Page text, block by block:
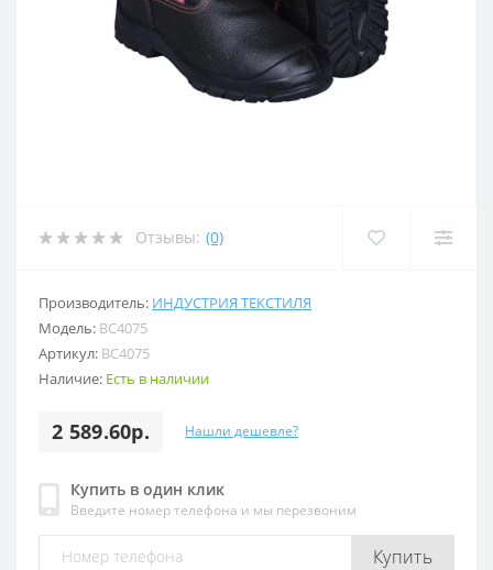
Отзывы: (0)
Производитель: ИНДУСТРИЯ ТЕКСТИЛЯ
Модель: ВС4075
Артикул: ВС4075
Наличие: Есть в наличии
2 589.60р. Нашли дешевле?
Купить в один клик
Введите номер телефона и мы перезвоним
Купить